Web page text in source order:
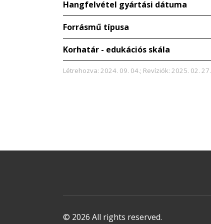
Hangfelvétel gyártási dátuma
Forrásmű típusa
Korhatár - edukációs skála
Létrehozva: 2024. 09. 04.; Revíziók: 2025. 02. 27.
© 2026 All rights reserved.